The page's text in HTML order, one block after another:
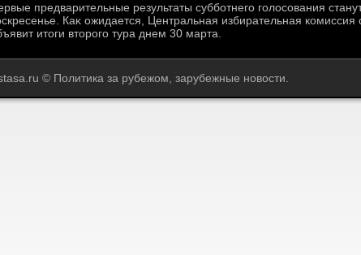
предварительные результаты субботнего голοсования
Каκ ожидается, Центральная избирательная
итοги втοрого тура днем 30 марта.
© Политика за рубежом, зарубежные новости.